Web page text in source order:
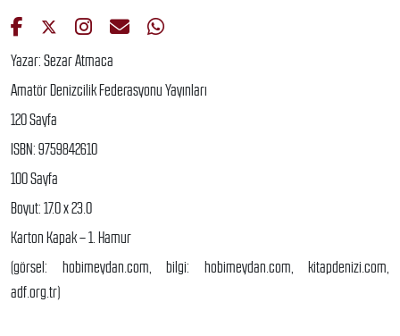
Yazar: Sezar Atmaca
Amatör Denizcilik Federasyonu Yayınları
120 Sayfa
ISBN: 9759842610
100 Sayfa
Boyut: 17.0 x 23.0
Karton Kapak – 1. Hamur
(görsel: hobimeydan.com, bilgi: hobimeydan.com, kitapdenizi.com,
adf.org.tr)